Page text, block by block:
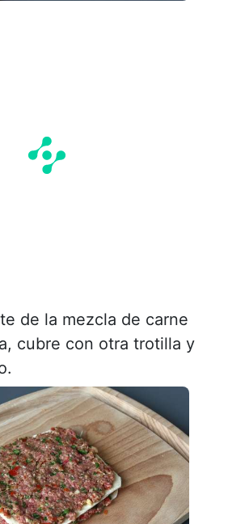
de la mezcla de carne
cubre con otra trotilla y